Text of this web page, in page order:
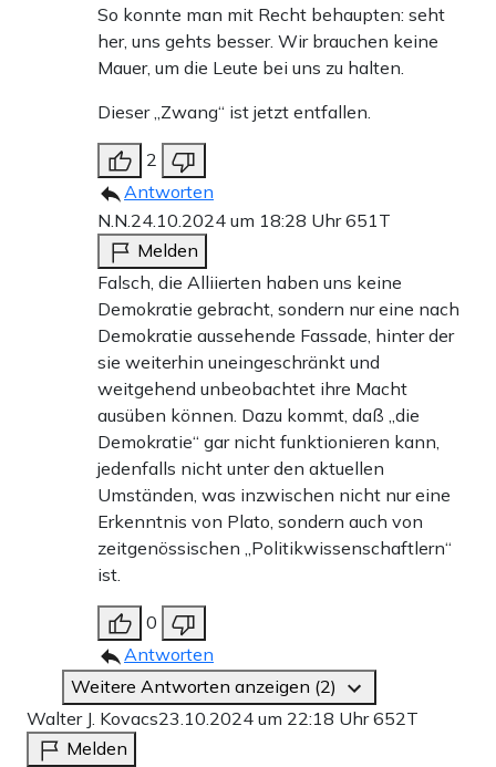
So konnte man mit Recht behaupten: seht
her, uns gehts besser. Wir brauchen keine
Mauer, um die Leute bei uns zu halten.
Dieser „Zwang“ ist jetzt entfallen.
2
Antworten
N.N. 24.10.2024 um 18:28 Uhr651T
Melden
Falsch, die Alliierten haben uns keine
Demokratie gebracht, sondern nur eine nach
Demokratie aussehende Fassade, hinter der
sie weiterhin uneingeschränkt und
weitgehend unbeobachtet ihre Macht
ausüben können. Dazu kommt, daß „die
Demokratie“ gar nicht funktionieren kann,
jedenfalls nicht unter den aktuellen
Umständen, was inzwischen nicht nur eine
Erkenntnis von Plato, sondern auch von
zeitgenössischen „Politikwissenschaftlern“
ist.
0
Antworten
Weitere Antworten anzeigen (2)
Walter J. Kovacs23.10.2024 um 22:18 Uhr652T
Melden